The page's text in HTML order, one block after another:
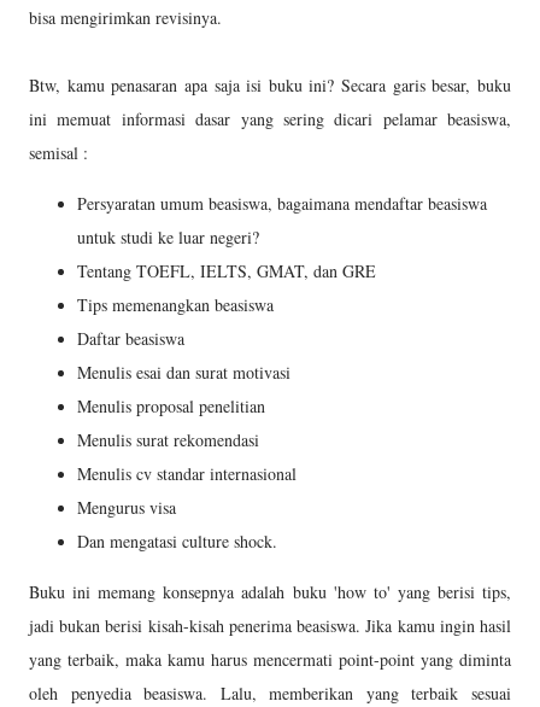
bisa mengirimkan revisinya.
Btw, kamu penasaran apa saja isi buku ini? Secara garis besar, buku
ini memuat informasi dasar yang sering dicari pelamar beasiswa,
semisal :
Persyaratan umum beasiswa, bagaimana mendaftar beasiswa
untuk studi ke luar negeri?
Tentang TOEFL, IELTS, GMAT, dan GRE
Tips memenangkan beasiswa
Daftar beasiswa
Menulis esai dan surat motivasi
Menulis proposal penelitian
Menulis surat rekomendasi
Menulis cv standar internasional
Mengurus visa
Dan mengatasi culture shock.
Buku ini memang konsepnya adalah buku 'how to' yang berisi tips,
jadi bukan berisi kisah-kisah penerima beasiswa. Jika kamu ingin hasil
yang terbaik, maka kamu harus mencermati point-point yang diminta
oleh penyedia beasiswa. Lalu, memberikan yang terbaik sesuai